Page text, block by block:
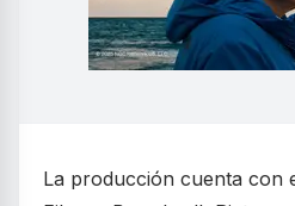
La producción cuenta con